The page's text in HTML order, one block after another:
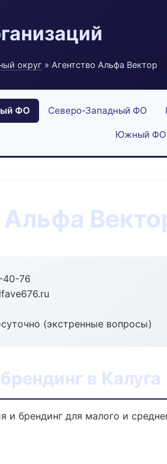
округ » Агентство Альфа Вектор
ФО Северо-Западный ФО
Южный ФО
Альфа
40-76
(экстренные вопросы)
в Калуга
и брендинг для малого и